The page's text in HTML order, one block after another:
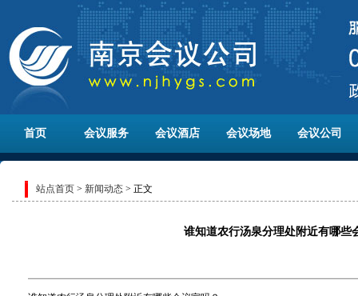
首页 会议服务 会议酒店 会议场地 会议公司
站点首页 > 新闻动态 > 正文
谁知道农行汤泉分理处附近有哪些